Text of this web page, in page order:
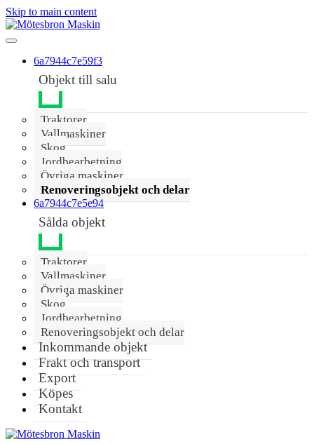
Skip to main content
6a7944c7e59f3
Objekt till salu
Traktorer
Vallmaskiner
Skog
Jordbearbetning
Övriga maskiner
Renoveringsobjekt och delar
6a7944c7e5e94
Sålda objekt
Traktorer
Vallmaskiner
Övriga maskiner
Skog
Jordbearbetning
Renoveringsobjekt och delar
Inkommande objekt
Frakt och transport
Export
Köpes
Kontakt